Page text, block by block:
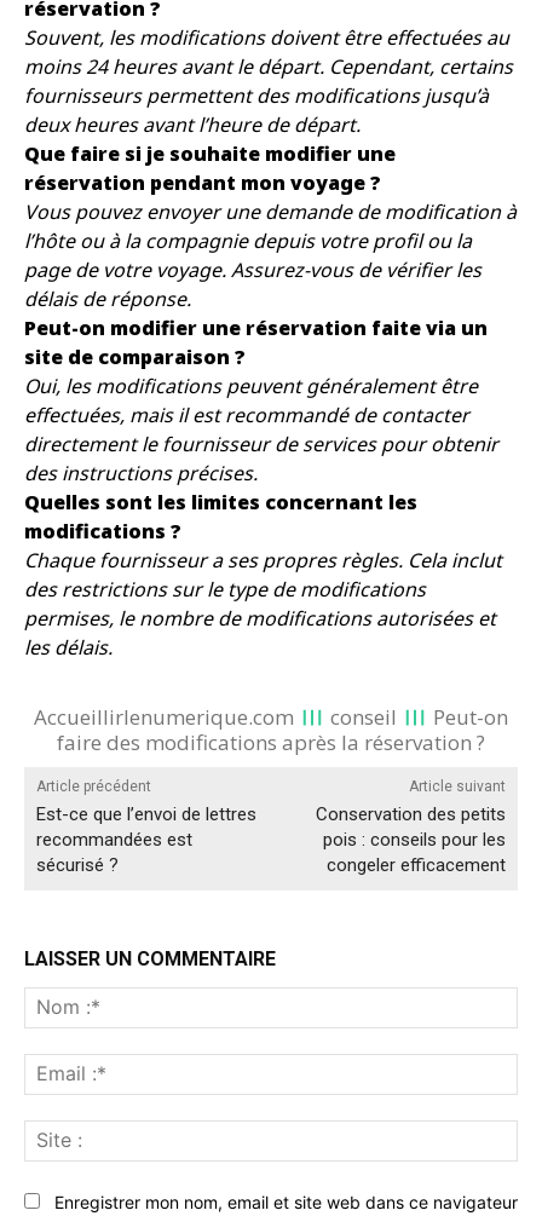
réservation ?
Souvent, les modifications doivent être effectuées au
moins 24 heures avant le départ. Cependant, certains
fournisseurs permettent des modifications jusqu’à
deux heures avant l’heure de départ.
Que faire si je souhaite modifier une
réservation pendant mon voyage ?
Vous pouvez envoyer une demande de modification à
l’hôte ou à la compagnie depuis votre profil ou la
page de votre voyage. Assurez-vous de vérifier les
délais de réponse.
Peut-on modifier une réservation faite via un
site de comparaison ?
Oui, les modifications peuvent généralement être
effectuées, mais il est recommandé de contacter
directement le fournisseur de services pour obtenir
des instructions précises.
Quelles sont les limites concernant les
modifications ?
Chaque fournisseur a ses propres règles. Cela inclut
des restrictions sur le type de modifications
permises, le nombre de modifications autorisées et
les délais.
Accueillirlenumerique.com conseil
Peut-on
faire des modifications après la réservation ?
Article précédent
Est-ce que l’envoi de lettres
recommandées est
sécurisé ?
Article suivant
Conservation des petits
pois : conseils pour les
congeler efficacement
LAISSER UN COMMENTAIRE
:*
:*
:
Enregistrer mon nom, email et site web dans ce navigateur